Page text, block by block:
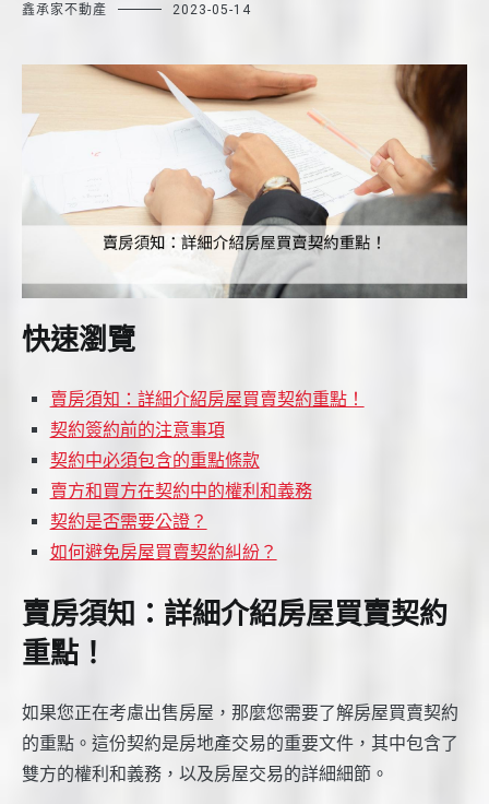
鑫承家不動產 2023-05-14
快速瀏覽
賣房須知：詳細介紹房屋買賣契約重點！
契約簽約前的注意事項
契約中必須包含的重點條款
賣方和買方在契約中的權利和義務
契約是否需要公證？
如何避免房屋買賣契約糾紛？
賣房須知：詳細介紹房屋買賣契約
重點！
如果您正在考慮出售房屋，那麼您需要了解房屋買賣契約
的重點。這份契約是房地產交易的重要文件，其中包含了
雙方的權利和義務，以及房屋交易的詳細細節。